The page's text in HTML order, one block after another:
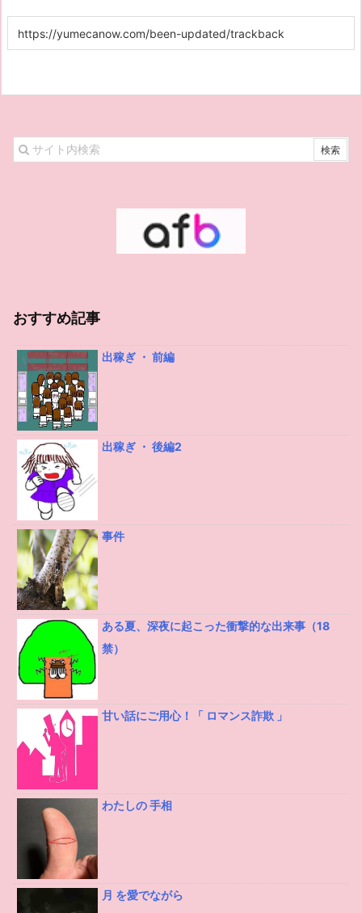
おすすめ記事
出稼ぎ ・ 前編
出稼ぎ ・ 後編2
事件
ある夏、深夜に起こった衝撃的な出来事（18
禁）
甘い話にご用心！「 ロマンス詐欺 」
わたしの 手相
月 を愛でながら